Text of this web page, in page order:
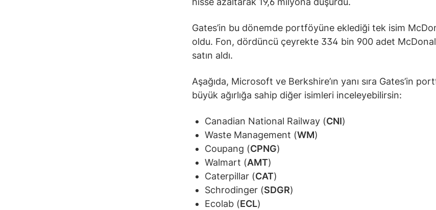
Gates’in bu dönemde portföyüne eklediği tek isim
oldu. Fon, dördüncü çeyrekte 334 bin 900 adet
satın aldı.
Aşağıda, Microsoft ve Berkshire’ın yanı sıra Gates’in
büyük ağırlığa sahip diğer isimleri inceleyebilirsin:
Canadian National Railway (CNI)
Waste Management (WM)
Coupang (CPNG)
Walmart (AMT)
Caterpillar (CAT)
Schrodinger (SDGR)
Ecolab (ECL)